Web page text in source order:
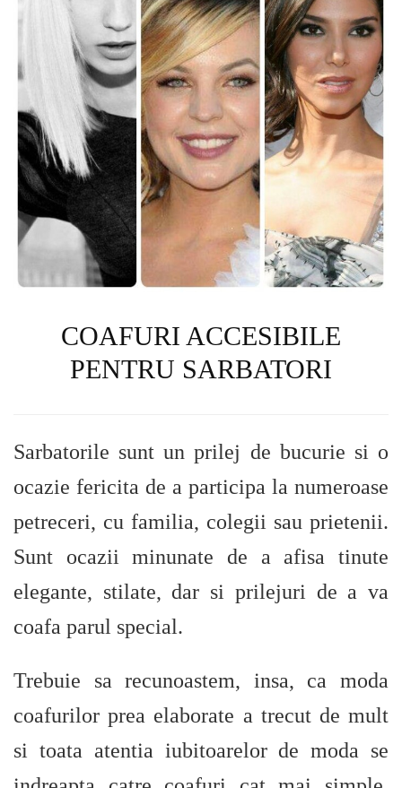
COAFURI ACCESIBILE
PENTRU SARBATORI
Sarbatorile sunt un prilej de bucurie si o
ocazie fericita de a participa la numeroase
petreceri, cu familia, colegii sau prietenii.
Sunt ocazii minunate de a afisa tinute
elegante, stilate, dar si prilejuri de a va
coafa parul special.
Trebuie sa recunoastem, insa, ca moda
coafurilor prea elaborate a trecut de mult
si toata atentia iubitoarelor de moda se